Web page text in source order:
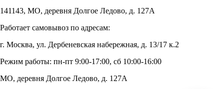
141143, МО, деревня Долгое Ледово, д. 127А
Работает самовывоз по адресам:
г. Москва, ул. Дербеневская набережная, д. 13/17 к.2
Режим работы: пн-пт 9:00-17:00, сб 10:00-16:00
МО, деревня Долгое Ледово, д. 127А